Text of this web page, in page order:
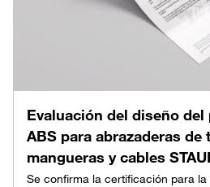
Evaluación del diseño del
ABS para abrazaderas de
mangueras y cables
Se confirma la certificación para